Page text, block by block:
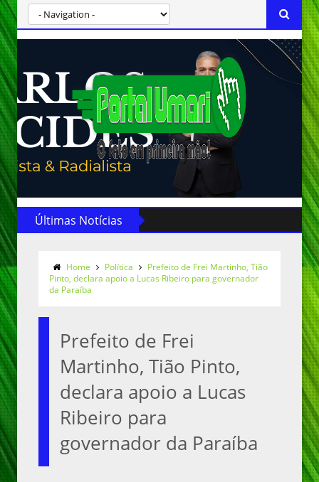
Últimas Notícias
Home Política
Prefeito de Frei Martinho, Tião
Pinto, declara apoio a Lucas Ribeiro para governador
da Paraíba
Prefeito de Frei
Martinho, Tião Pinto,
declara apoio a Lucas
Ribeiro para
governador da Paraíba